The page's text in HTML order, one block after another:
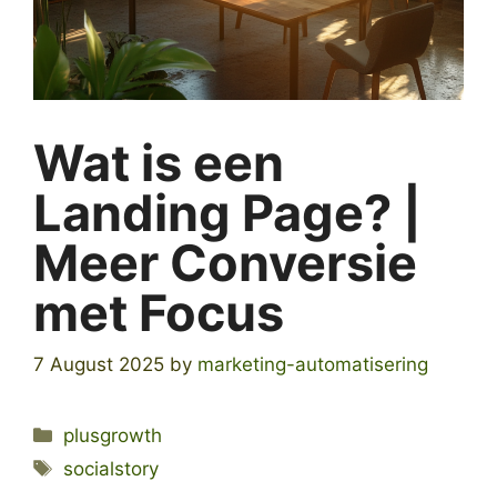
Wat is een
Landing Page? |
Meer Conversie
met Focus
7 August 2025 by marketing-automatisering
Categories
plusgrowth
Tags
socialstory